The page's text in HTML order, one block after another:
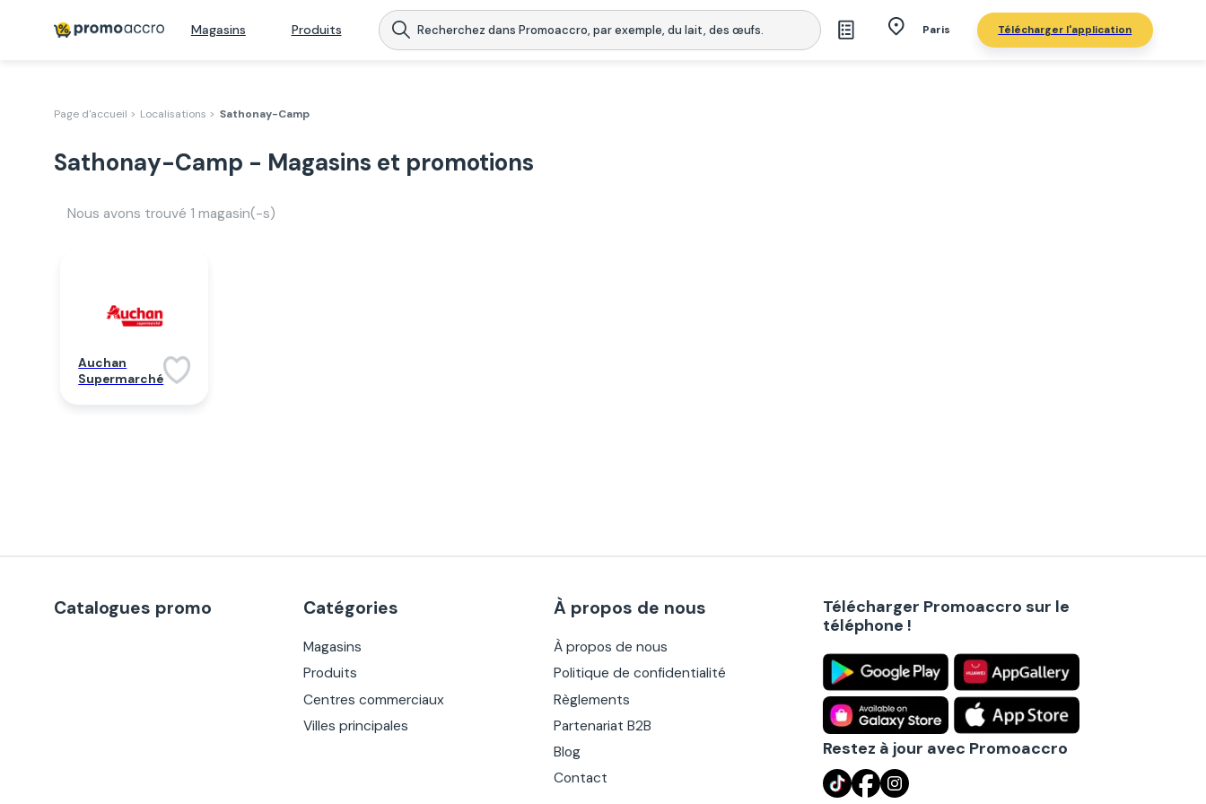
Magasins Produits Paris Télécharger l'application
Page d'accueil > Localisations > Sathonay-Camp
Sathonay-Camp - Magasins et promotions
Nous avons trouvé 1 magasin(-s)
Auchan
Supermarché
Catalogues promo Catégories
Magasins
Produits
Centres commerciaux
Villes principales
À propos de nous
À propos de nous
Politique de confidentialité
Règlements
Partenariat B2B
Blog
Contact
Télécharger Promoaccro sur le
téléphone !
Restez à jour avec Promoaccro